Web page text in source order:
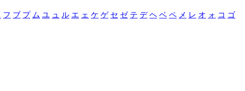
フ ブ プ ム ユ ュ ル エ ェ ケ ゲ セ ゼ テ デ ヘ ベ ペ メ レ オ ォ コ ゴ